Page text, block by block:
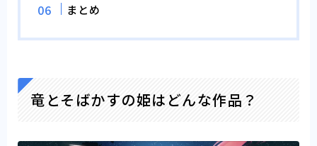
まとめ
竜とそばかすの姫はどんな作品？